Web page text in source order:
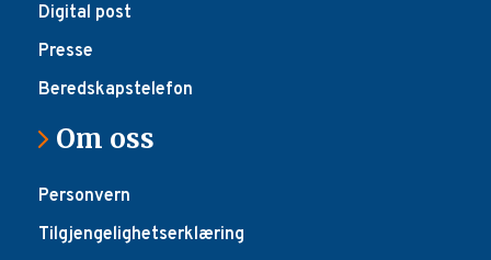
Digital post
Presse
Beredskapstelefon
Om oss
Personvern
Tilgjengelighetserklæring